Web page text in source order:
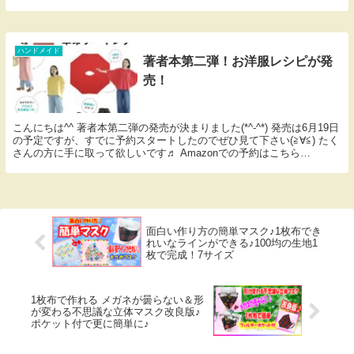
ハンドメイド
著者本第二弾！お洋服レシピが発
売！
こんにちは^^ 著者本第二弾の発売が決まりました(*^-^*) 発売は6月19日
の予定ですが、すでに予約スタートしたのでぜひ見て下さい(≧∀≦) たく
さんの方に手に取って欲しいです♬ Amazonでの予約はこちら
面白い作り方の簡単マスク♪1枚布でき
れいなラインができる♪100均の生地1
枚で完成！7サイズ
1枚布で作れる メガネが曇らない＆形
が変わる不思議な立体マスク改良版♪
ポケット付で更に簡単に♪